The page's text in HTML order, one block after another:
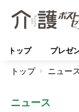
トップ プレゼ
トップ ニュース
ニュース